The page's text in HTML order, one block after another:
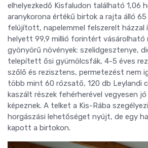
elhelyezkedő Kisfaludon található 1,06
aranykorona értékű birtok a rajta álló
felújított, napelemmel felszerelt házzal
helyett 99,9 millió forintért vásárolható
gyönyörű növények: szelidgesztenye,
telepített ősi gyümölcsfák, 4-5 éves
szőlő és rezisztens, permetezést nem
több mint 60 rózsatő, 120 db Leylandi
kaszált részek fehérherével vegyesen
képeznek. A telket a Kis-Rába
horgászási lehetőséget nyújt, de egy
kapott a birtokon.